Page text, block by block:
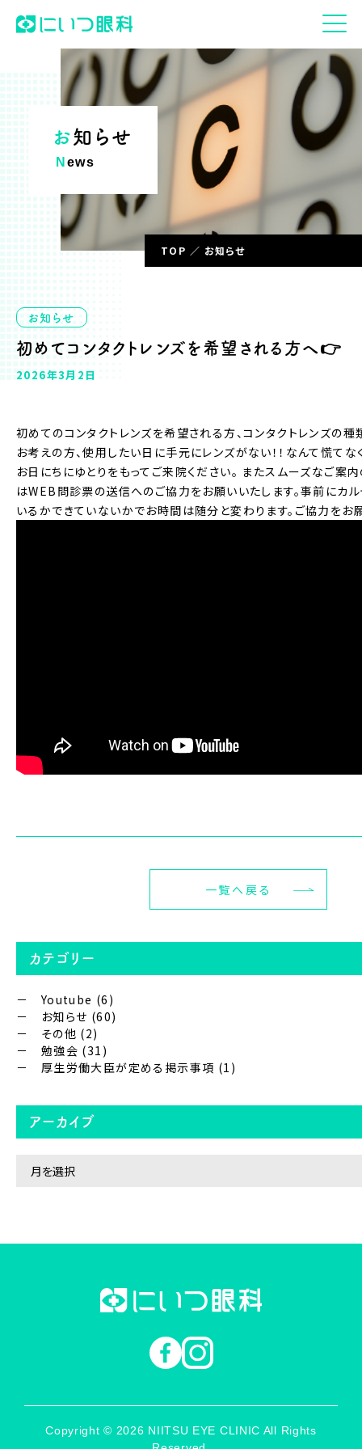
お知らせ
News
TOP お知らせ
お知らせ
初めてコンタクトレンズを希望される方へ👉
2026年3月2日
初めてのコンタクトレンズを希望される方、コンタクトレンズの
お考えの方、使用したい日に手元にレンズがない！！なんて慌てな
お日にちにゆとりをもってご来院ください。 またスムーズなご案
はWEB問診票の送信へのご協力をお願いいたします。事前にカ
いるかできていないかでお時間は随分と変わります。ご協力をお
一覧へ戻る
カテゴリー
Youtube (6)
お知らせ (60)
その他 (2)
勉強会 (31)
厚生労働大臣が定める掲示事項 (1)
アーカイブ
Copyright © 2026 NIITSU EYE CLINIC All Rights